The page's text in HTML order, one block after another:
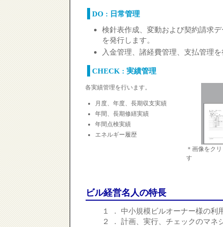
DO : 日常管理
検針表作成、変動および契約請求
を発行します。
入金管理、諸経費管理、支払管理
CHECK : 実績管理
各実績管理を行います。
＊画像をク
す
月度、年度、長期収支実績
年間、長期修繕実績
年間点検実績
エネルギー履歴
ビル経営名人の特長
１ ． 中小規模ビルオーナー様の利
２ ． 計画、実行、チェックのマネ